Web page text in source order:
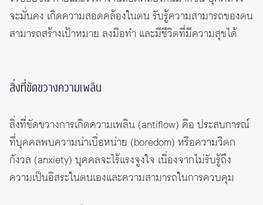
จะมั่นคง เกิดความสอดคล้องในตน รับรู้ความสามารถของตน
สามารถสร้างเป้าหมาย ลงมือทำ และมีชีวิตที่มีความสุขได้
สิ่งที่ขัดขวางความเพลิน
สิ่งที่ขัดขวางการเกิดความเพลิน (antiflow) คือ ประสบการณ์
ที่บุคคลพบความน่าเบื่อหน่าย (boredom) หรือความวิตก
กังวล (anxiety) บุคคลจะไร้แรงจูงใจ เนื่องจากไม่รับรู้ถึง
ความเป็นอิสระในตนเองและความสามารถในการควบคุม